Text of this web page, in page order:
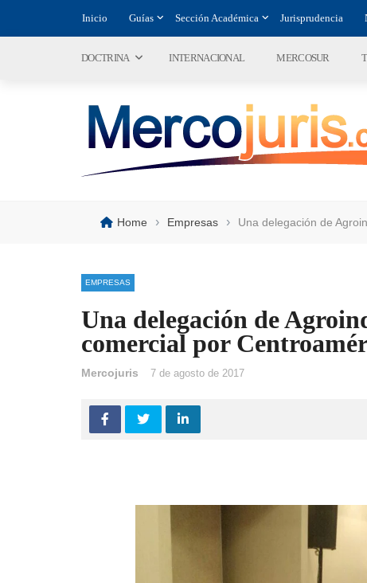
Inicio Guías Sección Académica Jurisprudencia
DOCTRINA INTERNACIONAL MERCOSUR
Home › Empresas › Una delegación de
EMPRESAS
Una delegación de
comercial por
Mercojuris 7 de agosto de 2017